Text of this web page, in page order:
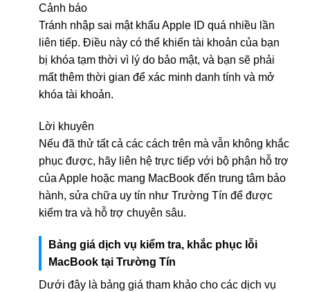
Cảnh báo
Tránh nhập sai mật khẩu Apple ID quá nhiều lần
liên tiếp. Điều này có thể khiến tài khoản của bạn
bị khóa tạm thời vì lý do bảo mật, và bạn sẽ phải
mất thêm thời gian để xác minh danh tính và mở
khóa tài khoản.
Lời khuyên
Nếu đã thử tất cả các cách trên mà vẫn không khắc
phục được, hãy liên hệ trực tiếp với bộ phận hỗ trợ
của Apple hoặc mang MacBook đến trung tâm bảo
hành, sửa chữa uy tín như Trường Tín để được
kiểm tra và hỗ trợ chuyên sâu.
Bảng giá dịch vụ kiểm tra, khắc phục lỗi
MacBook tại Trường Tín
Dưới đây là bảng giá tham khảo cho các dịch vụ